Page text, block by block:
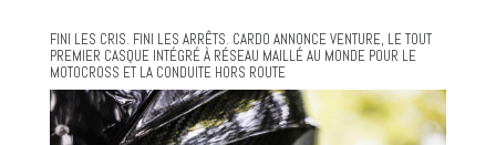
FINI LES CRIS. FINI LES ARRÊTS. CARDO ANNONCE VENTURE, LE TOUT
PREMIER CASQUE INTÉGRÉ À RÉSEAU MAILLÉ AU MONDE POUR LE
MOTOCROSS ET LA CONDUITE HORS ROUTE